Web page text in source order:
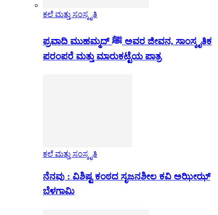
ಕಲೆ ಮತ್ತು ಸಂಸ್ಕೃತಿ
ಪ್ರವಾದಿ ಮುಹಮ್ಮದ್ ﷺ ಅವರ ಜೀವನ, ಸಾಂಸ್ಕೃತಿಕ
ಪರಂಪರೆ ಮತ್ತು ಮಾರುಕಟ್ಟೆಯ ಪಾತ್ರ
ಕಲೆ ಮತ್ತು ಸಂಸ್ಕೃತಿ
ನೆನವು : ವಿಶಿಷ್ಟ ಕಂಠದ ಸೃಜನಶೀಲ ಕವಿ ಅಝೀಝ್
ಬೆಳಗಾಮಿ